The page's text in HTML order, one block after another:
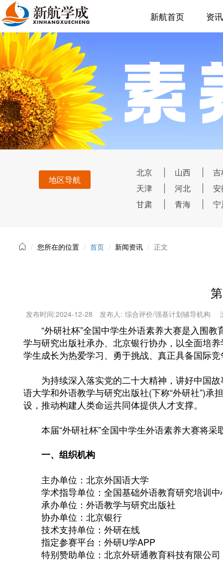
新航首页 资
地区导航
北京 山西
吉
天津
河北
安
甘肃
青海 宁
您所在的位置 首页 新闻资讯 正文
发布时间:2024-12-28 发布人: 综合评价/强基计划辅导机构
“外研社杯”全国中学生外语素养大赛是入围教
学与研究出版社承办、北京银行协办，以全面培
学生成长为热爱学习、勇于挑战、真正具备国际
为持续深入落实党的二十大精神，讲好中国故
语大学和外语教学与研究出版社(下称“外研社”)承
设，推动构建人类命运共同体提供人才支撑。
本届“外研社杯”全国中学生外语素养大赛将采
一、组织机构
主办单位：北京外国语大学
学术指导单位：全国基础外语教育研究培训中
承办单位：外语教学与研究出版社
协办单位：北京银行
技术支持单位：外研在线
指定参赛平台：外研U学APP
特别赞助单位：北京外研通教育科技有限公司